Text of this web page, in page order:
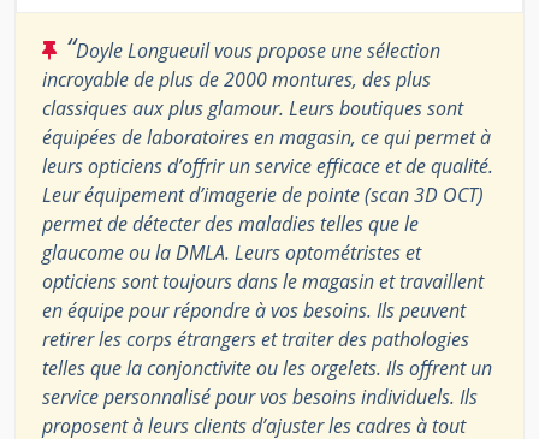
“Doyle Longueuil vous propose une sélection
incroyable de plus de 2000 montures, des plus
classiques aux plus glamour. Leurs boutiques sont
équipées de laboratoires en magasin, ce qui permet à
leurs opticiens d’offrir un service efficace et de qualité.
Leur équipement d’imagerie de pointe (scan 3D OCT)
permet de détecter des maladies telles que le
glaucome ou la DMLA. Leurs optométristes et
opticiens sont toujours dans le magasin et travaillent
en équipe pour répondre à vos besoins. Ils peuvent
retirer les corps étrangers et traiter des pathologies
telles que la conjonctivite ou les orgelets. Ils offrent un
service personnalisé pour vos besoins individuels. Ils
proposent à leurs clients d’ajuster les cadres à tout